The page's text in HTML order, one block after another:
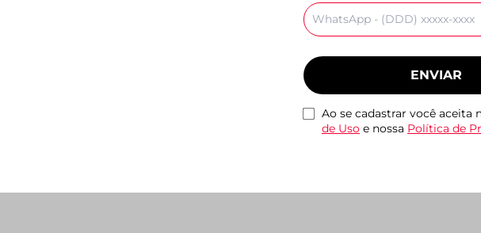
Celular
ENVIAR
Ao se cadastrar você aceita
de Uso e nossa Política de